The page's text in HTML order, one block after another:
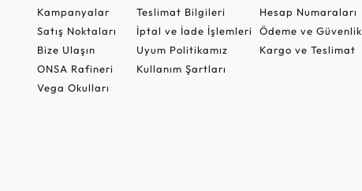
Kampanyalar
Satış Noktaları
Bize Ulaşın
ONSA Rafineri
Vega Okulları
Teslimat Bilgileri
İptal ve İade İşlemleri
Uyum Politikamız
Kullanım Şartları
Hesap Numaraları
Ödeme ve Güvenlik
Kargo ve Teslimat